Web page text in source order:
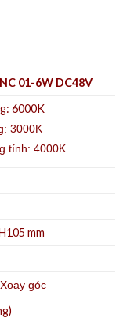
01-6W DC48V
6000K
3000K
tính: 4000K
mm
góc